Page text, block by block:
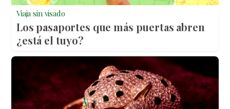
Viaja sin visado
Los pasaportes que más puertas abren
¿está el tuyo?